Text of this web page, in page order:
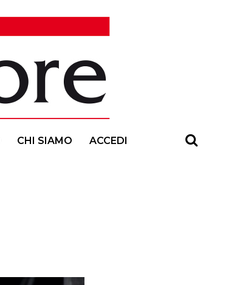
CHI SIAMO ACCEDI